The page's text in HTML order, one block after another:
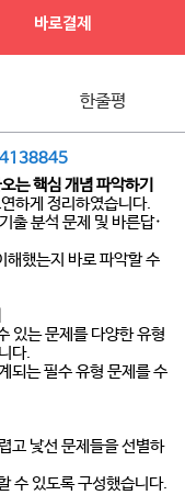
바로결제
한줄평
는 핵심 개념 파악하기
하게 정리하였습니다.
출 분석 문제 및 바른답·
해했는지 바로 파악할 수
있는 문제를 다양한 유형
다.
되는 필수 유형 문제를 수
고 낯선 문제들을 선별하
수 있도록 구성했습니다.